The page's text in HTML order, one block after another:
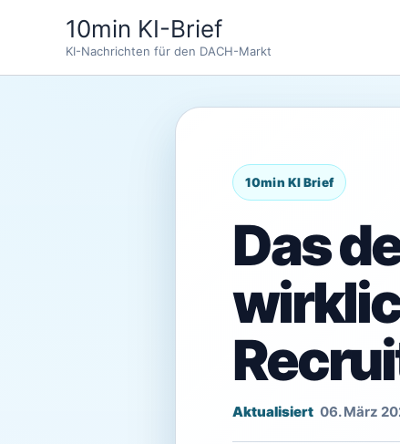
10min KI-Brief
KI-Nachrichten für den DACH-Markt
Das
06. März